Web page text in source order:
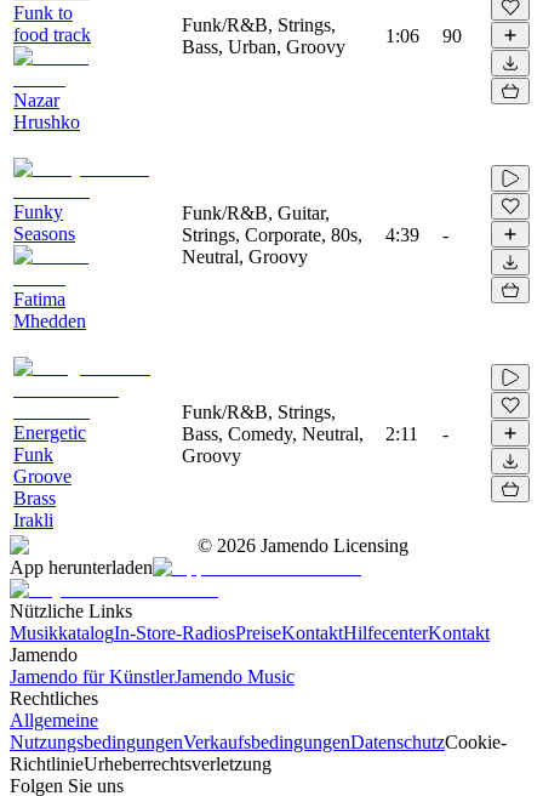
Funk to
food track
Nazar
Hrushko
Funk/R&B, Strings,
Bass, Urban, Groovy
1:06 90
Funky
Seasons
Fatima
Mhedden
Funk/R&B, Guitar,
Strings, Corporate, 80s,
Neutral, Groovy
4:39 -
Energetic
Funk
Groove
Brass
Irakli
Funk/R&B, Strings,
Bass, Comedy, Neutral,
Groovy
2:11 -
© 2026 Jamendo Licensing
App herunterladen
Nützliche Links
MusikkatalogIn-Store-RadiosPreiseKontaktHilfecenterKontakt
Jamendo
Jamendo für KünstlerJamendo Music
Rechtliches
Allgemeine
NutzungsbedingungenVerkaufsbedingungenDatenschutzCookie-
RichtlinieUrheberrechtsverletzung
Folgen Sie uns